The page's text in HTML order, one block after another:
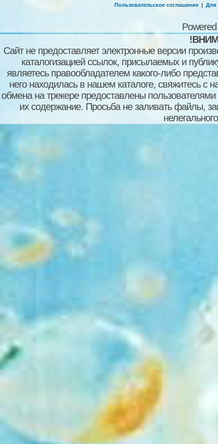
Пользовательское соглашение | Для
Сайт не предоставляет электронные версии
каталогизацией ссылок, присылаемых и
являетесь правообладателем какого-либо
него находилась в нашем каталоге, свяжитесь
обмена на трекере предоставлены пользователями
их содержание. Просьба не заливать файлы,